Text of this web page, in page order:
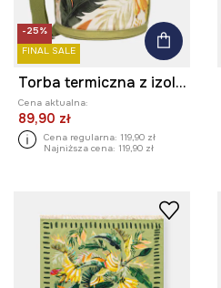
-25%
FINAL SALE
Torba termiczna z izolacją bawełniana
Cena aktualna:
89,90 zł
Cena regularna: 119,90 zł
Najniższa cena: 119,90 zł